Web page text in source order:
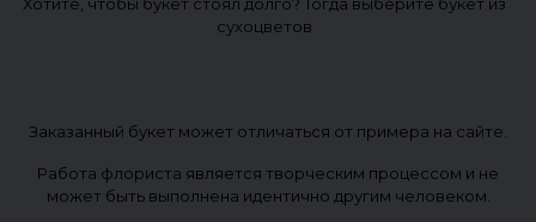
сухоцветов
Заказанный букет может отличаться от примера на сайте.
Работа флориста является творческим процессом и не
может быть выполнена идентично другим человеком.